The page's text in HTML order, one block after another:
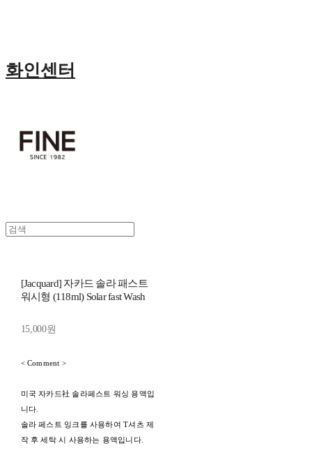
화인센터
[Jacquard] 자카드 솔라 패스트
워시형 (118ml) Solar fast Wash
15,000원
< Comment >
미국 자카드社 솔라페스트 워싱 용액입
니다.
솔라 페스트 잉크를 사용하여 T셔츠 제
작 후 세탁 시 사용하는 용액입니다.